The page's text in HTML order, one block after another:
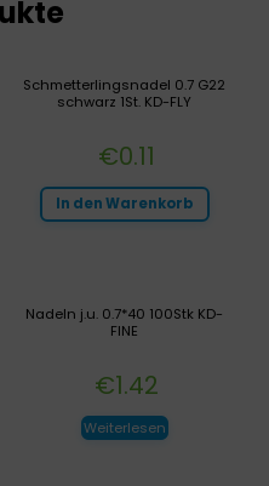
Schmetterlingsnadel 0.7 G22
schwarz 1St. KD-FLY
€0.11
In den Warenkorb
Nadeln j.u. 0.7*40 100Stk KD-
FINE
€1.42
Weiterlesen